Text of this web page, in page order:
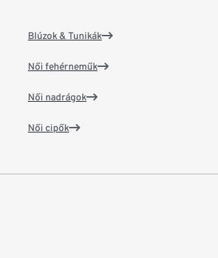
Blúzok & Tunikák
Női fehérneműk
Női nadrágok
Női cipők